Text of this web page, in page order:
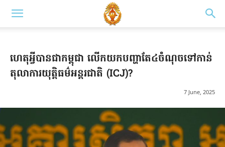
ហេតុអ្វីបានជាកម្ពុជា លើកយកបញ្ហាតែ៤ចំណុចទៅកាន់
តុលាការយុត្តិធម៌អន្តរជាតិ (ICJ)?
7 June, 2025